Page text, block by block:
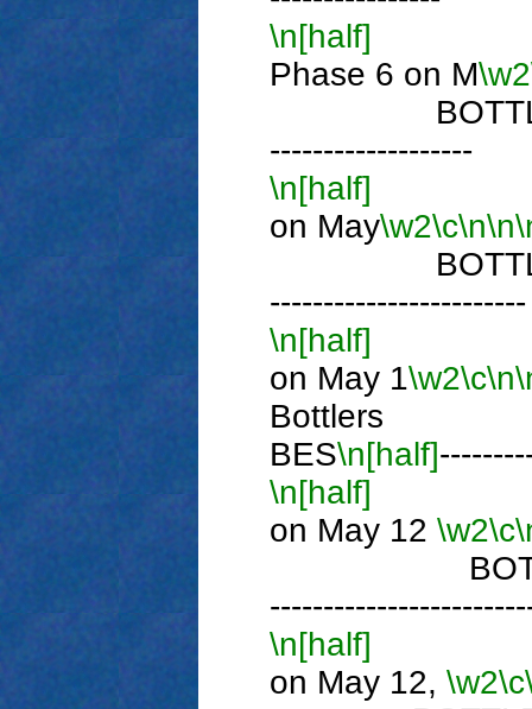
\n[half]
Phase 6 on M\w2
BOTTLE
-------------------
\n[half]
on May\w2\c\n\n
BOTTLE
------------------------
\n[half]
on May 1\w2\c\n
Bottlers
BES\n[half]
\n[half]
on May 12 \w2\c
BOTTLE
\n[half]
on May 12, \w2\c